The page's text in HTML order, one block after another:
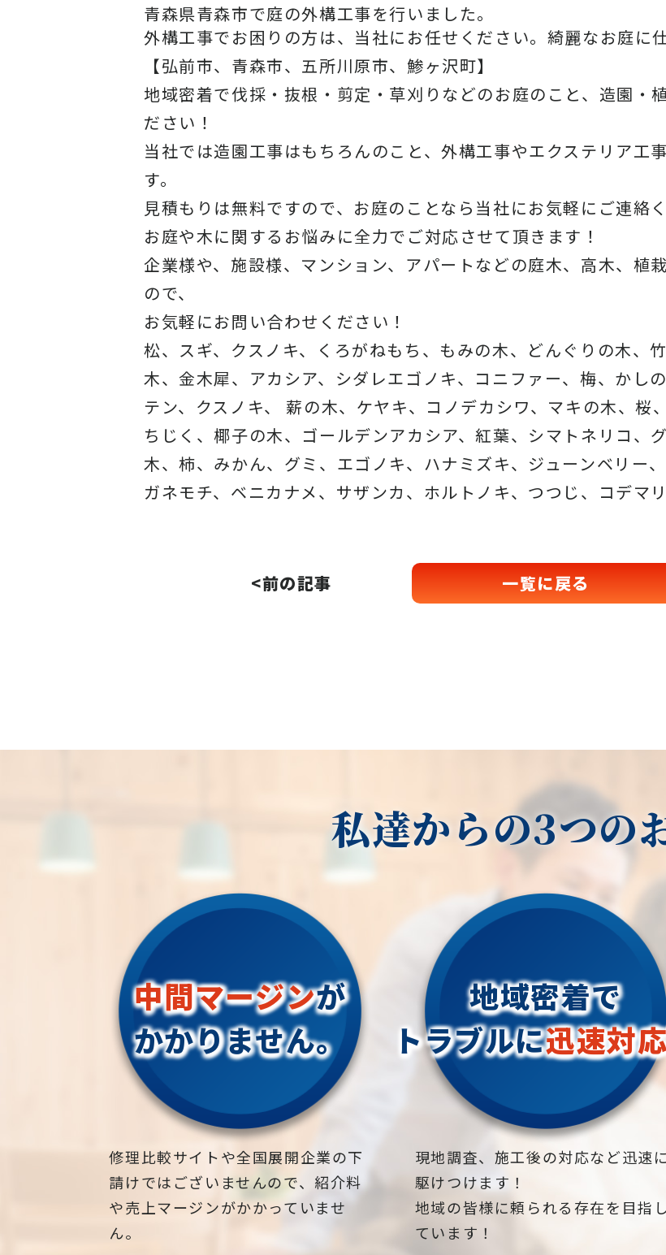
青森県青森市で庭の外構工事を行いました。
外構工事でお困りの方は、当社にお任せください。綺麗なお庭に
【弘前市、青森市、五所川原市、鯵ヶ沢町】
地域密着で伐採・抜根・剪定・草刈りなどのお庭のこと、造園・
ださい！
当社では造園工事はもちろんのこと、外構工事やエクステリア工
す。
見積もりは無料ですので、お庭のことなら当社にお気軽にご連絡
お庭や木に関するお悩みに全力でご対応させて頂きます！
企業様や、施設様、マンション、アパートなどの庭木、高木、植
ので、
お気軽にお問い合わせください！
松、スギ、クスノキ、くろがねもち、もみの木、どんぐりの木、
木、金木犀、アカシア、シダレエゴノキ、コニファー、梅、かし
テン、クスノキ、 薪の木、ケヤキ、コノデカシワ、マキの木、桜
ちじく、椰子の木、ゴールデンアカシア、紅葉、シマトネリコ、
木、柿、みかん、グミ、エゴノキ、ハナミズキ、ジューンベリー
ガネモチ、ベニカナメ、サザンカ、ホルトノキ、つつじ、コデマリ
<前の記事 一覧に戻る
私達からの3つの
中間マージンが
かかりません。
修理比較サイトや全国展開企業の下
請けではございませんので、紹介料
や売上マージンがかかっていませ
ん。
地域密着で
トラブルに迅速対
現地調査、施工後の対応など迅速に
駆けつけます！
地域の皆様に頼られる存在を目指し
ています！